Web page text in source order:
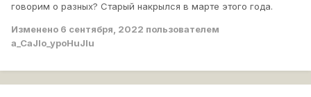
говорим о разных? Старый накрылся в марте этого года.
Изменено 6 сентября, 2022 пользователем
a_CaJIo_ypoHuJIu